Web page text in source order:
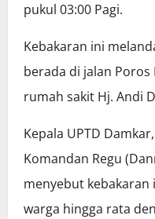
pukul 03:00 Pagi.
Kebakaran ini
berada di jalan
rumah sakit Hj. Andi
Kepala UPTD
Komandan Regu
menyebut
warga hingga rata